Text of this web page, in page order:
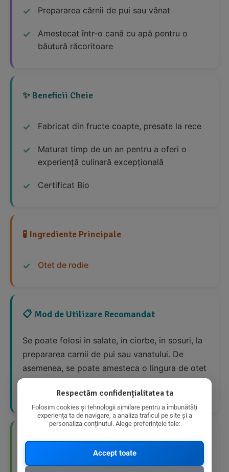
Prepararea cărnii de pui sau vânat
Amestecat într-o cană cu apă pentru o
băutură răcoritoare
✨ Beneficii Cheie
Fabricat din fructe coapte, presate la rece
Maturat timp de un an pentru a oferi o
experiență culinară excepțională
Certificat Bio
🧪 Ingrediente Principale
Otet de rodie
📋 Mod de Utilizare Recomandat
Se poate folosi in salate, in ciorbe, in sosuri, la
prepararea carnii de pui sau vanatului. De
asemenea, se poate amesteca o lingura de otet
sanatoasa.
👍 Avantaje Nutriționale
Respectăm confidențialitatea ta
Folosim cookies și tehnologii similare pentru a îmbunătăți
experiența ta de navigare, a analiza traficul pe site și a
personaliza conținutul. Alege preferințele tale:
Accept toate